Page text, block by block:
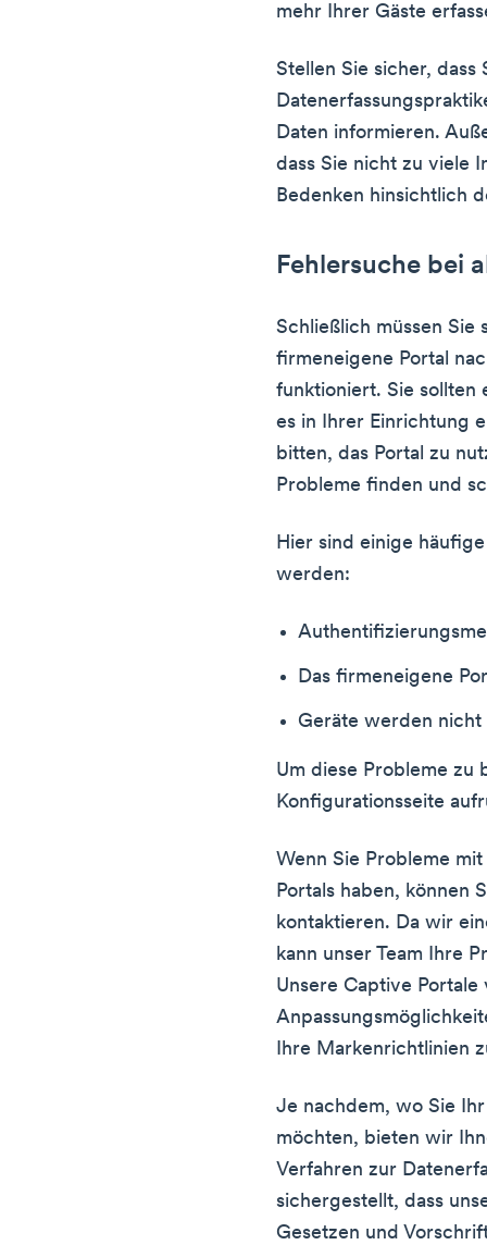
mehr Ihrer Gäste
Stellen Sie sicher,
Daten informieren.
dass Sie nicht zu viele
Bedenken hinsichtlich
Fehlersuche bei
Schließlich müssen Sie
firmeneigene Portal
funktioniert. Sie sollten
es in Ihrer Einrichtung
bitten, das Portal zu
Probleme finden und
Hier sind einige
werden:
Das firmeneigene
Geräte werden nicht
Um diese Probleme zu
Konfigurationsseite
Wenn Sie Probleme
Portals haben, können
kontaktieren. Da wir
kann unser Team Ihre
Unsere Captive
Ihre Markenrichtlinien
Je nachdem, wo Sie
möchten, bieten wir
Verfahren zur
sichergestellt, dass
Gesetzen und